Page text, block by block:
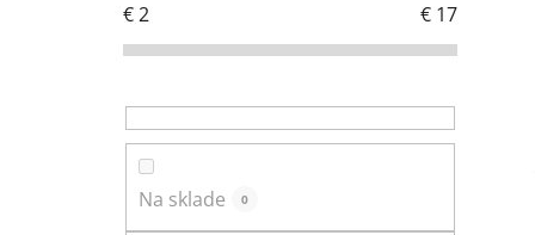
€2 € 17
Na sklade 0